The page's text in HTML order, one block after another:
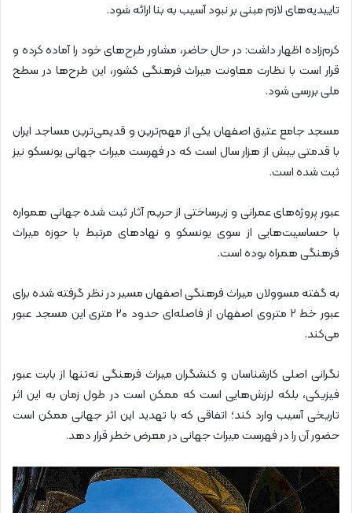
تاییدیه‌های لازم مبنی بر نبود آسیب به بنا ارائه شود.
کرم‌زاده اظهار داشت: در حال حاضر، مشاور طرح‌های خود را آماده کرده و
قرار است با نظارت معاونت میراث فرهنگی کشور، این طرح‌ها در سطح
ملی بررسی شود.
مسجد جامع عتیق اصفهان یکی از مهم‌ترین و قدیمی‌ترین مساجد ایران
با قدمتی بیش از هزار سال است که در فهرست میراث جهانی یونسکو نیز
ثبت شده است.
عبور پروژه‌های عمرانی و زیرساختی از حریم آثار ثبت شده جهانی همواره
با حساسیت‌هایی از سوی یونسکو و نهادهای مرتبط با حوزه میراث
فرهنگی همراه بوده است.
به گفته مسوولان میراث فرهنگی اصفهان مسیر در نظر گرفته شده برای
عبور خط ۲ متروی اصفهان از فاصله‌ای حدود ۲۰ متری این مسجد عبور
می‌کند.
نگرانی اصلی کارشناسان و کنشگران میراث فرهنگی نه‌تنها از بابت عبور
فیزیکی، بلکه لرزش‌هایی است که ممکن است در طول زمان به این اثر
تاریخی آسیب وارد کند؛ اتفاقی که با تهدید این اثر جهانی ممکن است
حضور آن را در فهرست میراث جهانی در معرض خطر قرار دهد.